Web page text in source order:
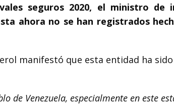
seguros 2020, el ministro de
ahora no se han registrados
manifestó que esta entidad ha
de Venezuela, especialmente en este